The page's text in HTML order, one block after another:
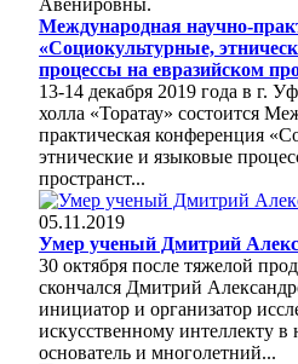
Международная научно-
«Социокультурные,
процессы на евразийском
13-14 декабря 2019 года в г.
холла «Торатау» состоится
практическая конференция
этнические и языковые
пространст...
05.11.2019
Умер ученый Дмитрий
30 октября после тяжелой
скончался Дмитрий
инициатор и организатор
искусственному интеллекту в
основатель и многолетний...